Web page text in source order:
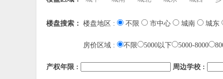
楼盘搜索： 楼盘地区 : 不限 市中心 城南 城东
房价区域 : 不限 5000以下 5000-8000
产权年限 : 周边学校 :